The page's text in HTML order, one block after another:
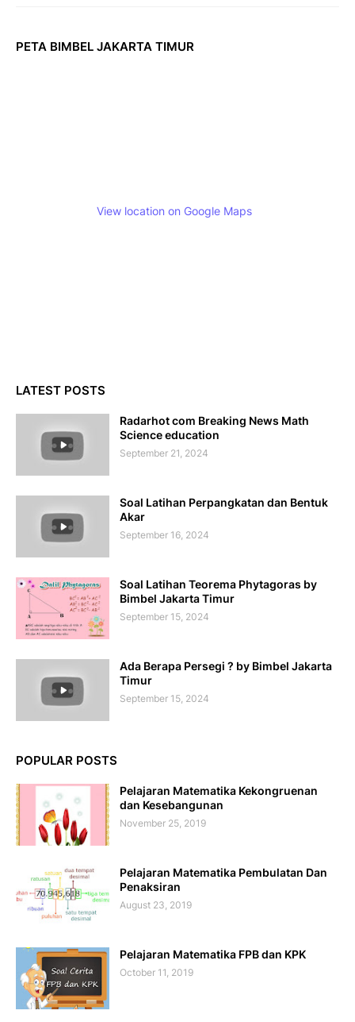
PETA BIMBEL JAKARTA TIMUR
View location on Google Maps
LATEST POSTS
Radarhot com Breaking News Math
Science education
September 21, 2024
Soal Latihan Perpangkatan dan Bentuk
Akar
September 16, 2024
Soal Latihan Teorema Phytagoras by
Bimbel Jakarta Timur
September 15, 2024
Ada Berapa Persegi ? by Bimbel Jakarta
Timur
September 15, 2024
POPULAR POSTS
Pelajaran Matematika Kekongruenan
dan Kesebangunan
November 25, 2019
Pelajaran Matematika Pembulatan Dan
Penaksiran
August 23, 2019
Pelajaran Matematika FPB dan KPK
October 11, 2019